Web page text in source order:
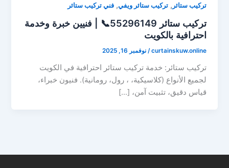
تركيب ستائر ,تركيب ستائر ويفي,فني تركيب ستائر
تركيب ستائر 55296149📞 | فنيين خبرة وخدمة
احترافية بالكويت
curtainskuw.online
/نوفمبر 16, 2025
تركيب ستائر: خدمة تركيب ستائر احترافية في الكويت
لجميع الأنواع (كلاسيكية، ، رول، رومانية). فنيون خبراء،
قياس دقيق، تثبيت آمن، […]